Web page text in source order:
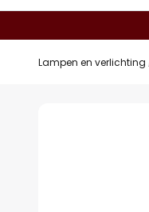
Lampen en verlichting